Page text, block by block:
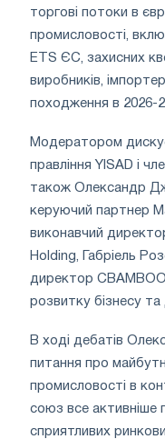
торгові потоки в
промисловості,
ETS ЄС, захисних
виробників,
походження в 2026-
Модератором
правління YISAD і
також Олександр
керуючий партнер
виконавчий
Holding, Габріель
директор
розвитку бізнесу та
В ході дебатів
питання про
промисловості в
союз все активніше
сприятливих